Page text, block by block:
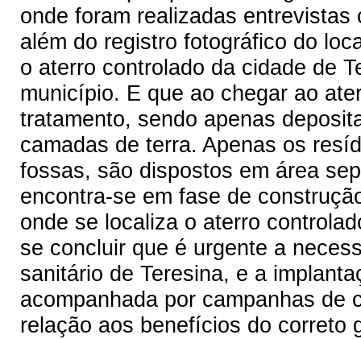
onde foram realizadas
além do registro fotográfico do
o aterro controlado da cidade de
município. E que ao chegar ao
tratamento, sendo apenas
camadas de terra. Apenas os
fossas, são dispostos em área
encontra-se em fase de
onde se localiza o aterro
se concluir que é urgente a
sanitário de Teresina, e a
acompanhada por campanhas de
relação aos benefícios do correto